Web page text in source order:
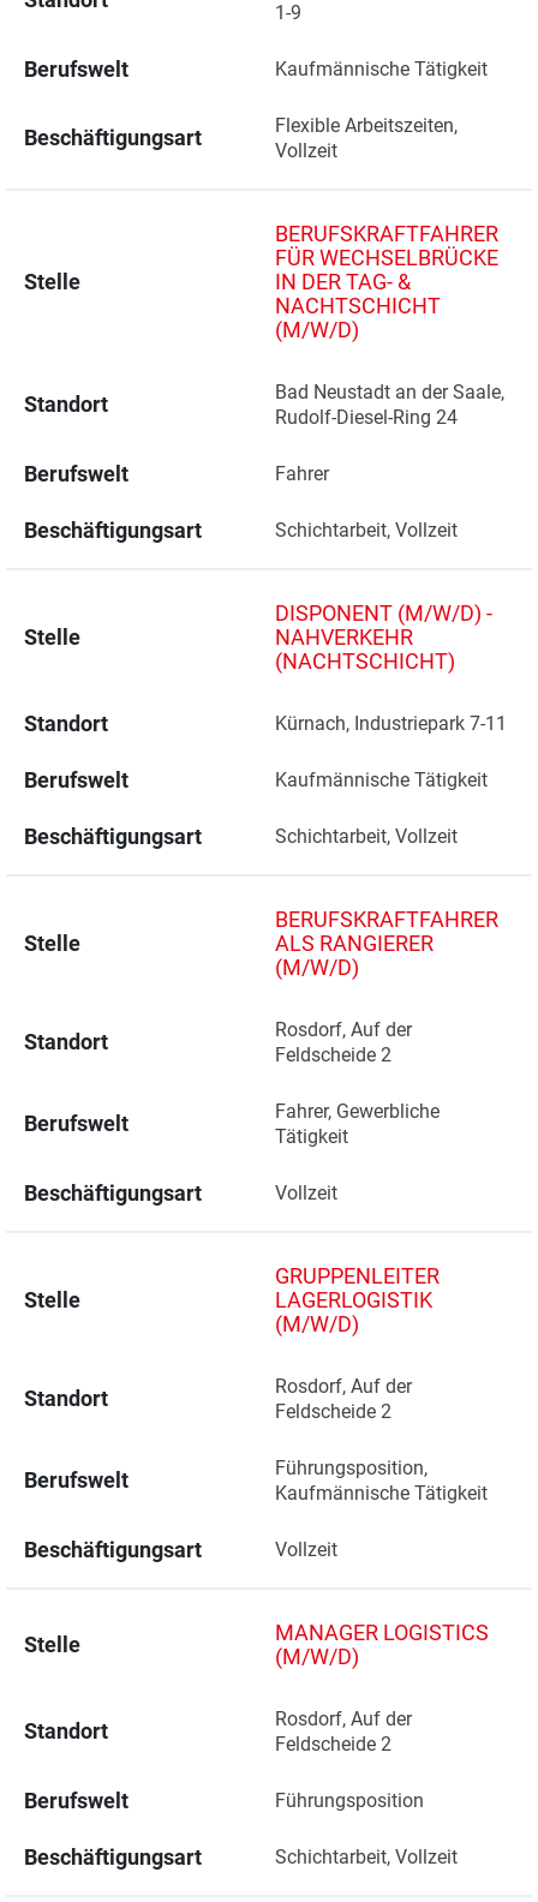
1-9
Berufswelt Kaufmännische Tätigkeit
Beschäftigungsart
Flexible Arbeitszeiten,
Vollzeit
Stelle
BERUFSKRAFTFAHRER
FÜR WECHSELBRÜCKE
IN DER TAG- &
NACHTSCHICHT
(M/W/D)
Standort
Bad Neustadt an der Saale,
Rudolf-Diesel-Ring 24
Berufswelt Fahrer
Beschäftigungsart Schichtarbeit, Vollzeit
Stelle
DISPONENT (M/W/D) -
NAHVERKEHR
(NACHTSCHICHT)
Standort
Berufswelt Kaufmännische Tätigkeit
Beschäftigungsart Schichtarbeit, Vollzeit
Stelle
BERUFSKRAFTFAHRER
ALS RANGIERER
(M/W/D)
Standort
Rosdorf, Auf der
Feldscheide 2
Berufswelt
Fahrer, Gewerbliche
Tätigkeit
Beschäftigungsart Vollzeit
Stelle
GRUPPENLEITER
LAGERLOGISTIK
(M/W/D)
Standort
Rosdorf, Auf der
Feldscheide 2
Berufswelt
Führungsposition,
Kaufmännische Tätigkeit
Beschäftigungsart Vollzeit
Stelle
MANAGER LOGISTICS
(M/W/D)
Standort
Rosdorf, Auf der
Feldscheide 2
Berufswelt Führungsposition
Beschäftigungsart Schichtarbeit, Vollzeit